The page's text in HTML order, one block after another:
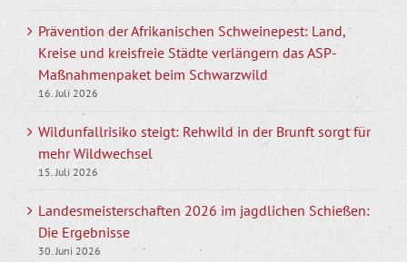
Prävention der Afrikanischen Schweinepest: Land,
Kreise und kreisfreie Städte verlängern das ASP-
Maßnahmenpaket beim Schwarzwild
16. Juli 2026
Wildunfallrisiko steigt: Rehwild in der Brunft sorgt für
mehr Wildwechsel
15. Juli 2026
Landesmeisterschaften 2026 im jagdlichen Schießen:
Die Ergebnisse
30. Juni 2026